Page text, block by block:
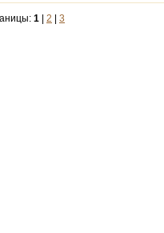
1 2 3